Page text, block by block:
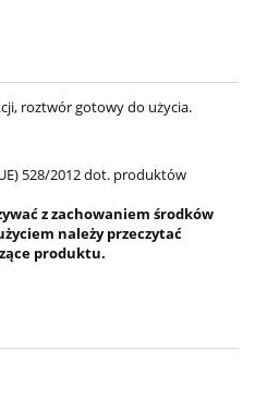
roztwór gotowy do użycia.
528/2012 dot. produktów
z zachowaniem środków
należy przeczytać
produktu.